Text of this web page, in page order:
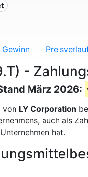
Gewinn
-
März 2026:
von LY Corporation
auch als
hat.